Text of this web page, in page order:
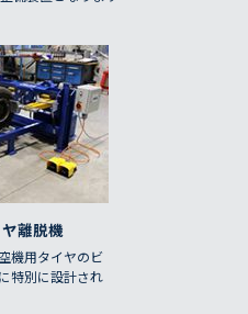
離脱機
機用タイヤのビ
特別に設計され